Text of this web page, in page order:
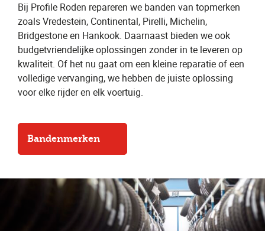
Bij Profile Roden repareren we banden van topmerken
zoals Vredestein, Continental, Pirelli, Michelin,
Bridgestone en Hankook. Daarnaast bieden we ook
budgetvriendelijke oplossingen zonder in te leveren op
kwaliteit. Of het nu gaat om een kleine reparatie of een
volledige vervanging, we hebben de juiste oplossing
voor elke rijder en elk voertuig.
Bandenmerken